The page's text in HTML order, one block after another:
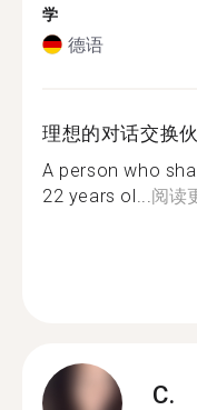
学
德语
理想的对话交换
A person who
22 years ol... 阅读
C.